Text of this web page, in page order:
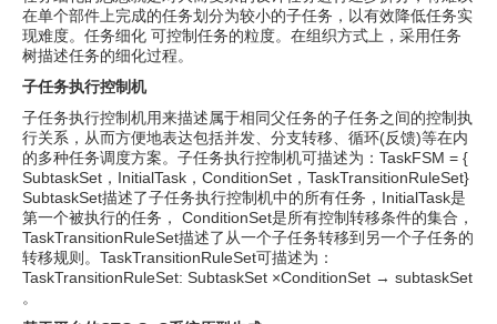
在单个部件上完成的任务划分为较小的子任务，以有效降低任务实
现难度。任务细化 可控制任务的粒度。在组织方式上，采用任务
树描述任务的细化过程。
子任务执行控制机
子任务执行控制机用来描述属于相同父任务的子任务之间的控制执
行关系，从而方便地表达包括并发、分支转移、循环(反馈)等在内
的多种任务调度方案。子任务执行控制机可描述为：TaskFSM = {
SubtaskSet，InitialTask，ConditionSet，TaskTransitionRuleSet}
SubtaskSet描述了子任务执行控制机中的所有任务，InitialTask是
第一个被执行的任务， ConditionSet是所有控制转移条件的集合，
TaskTransitionRuleSet描述了从一个子任务转移到另一个子任务的
转移规则。TaskTransitionRuleSet可描述为：
TaskTransitionRuleSet: SubtaskSet ×ConditionSet → subtaskSet
。